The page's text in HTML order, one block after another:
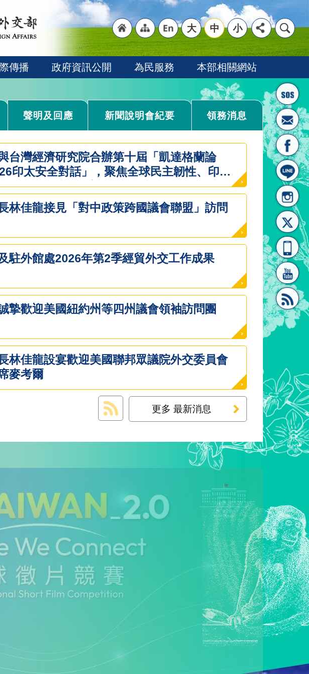
首頁
[連
"網
站導
覽
"英
文語
系"
大 中 小
傳播 政府資訊公開 為民服務
本部相關網站
聲明及回應 新聞說明會紀要 領務消息
台灣經濟研究院合辦第十屆「凱達格蘭論
印太安全對話」，聚焦全球民主韌性、印太
及非紅供應鏈重塑，並呼籲國際友盟攜手反
民族團結進步促進法》
林佳龍接見「對中政策跨國議會聯盟」訪問
駐外館處2026年第2季經貿外交工作成果
摯歡迎美國紐約州等四州議會領袖訪問團
林佳龍設宴歡迎美國聯邦眾議院外交委員會
麥考爾
更多 最新消息